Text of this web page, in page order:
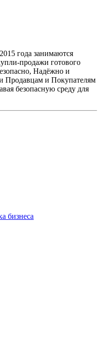
года занимаются
продажи готового
Надёжно и
Продавцам и Покупателям
безопасную среду для
бизнеса